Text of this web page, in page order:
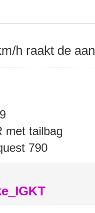
h raakt de
met tailbag
790